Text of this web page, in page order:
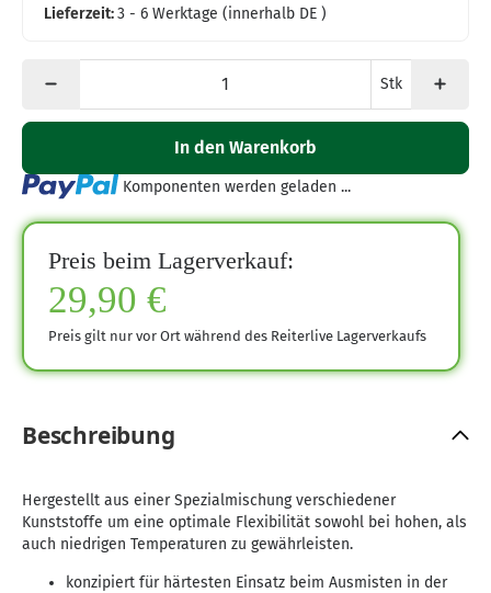
Lieferzeit:3 - 6 Werktage(innerhalb DE )
Stk
In den Warenkorb
Loading... Komponenten werden geladen ...
Preis beim Lagerverkauf:
29,90 €
Preis gilt nur vor Ort während des Reiterlive Lagerverkaufs
Beschreibung
Hergestellt aus einer Spezialmischung verschiedener
Kunststoffe um eine optimale Flexibilität sowohl bei hohen, als
auch niedrigen Temperaturen zu gewährleisten.
konzipiert für härtesten Einsatz beim Ausmisten in der